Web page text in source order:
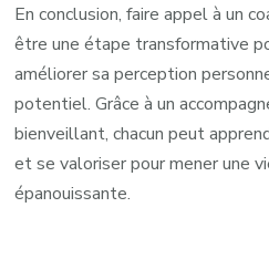
En conclusion, faire appel à un
être une étape transformative
améliorer sa perception
potentiel. Grâce à un
bienveillant, chacun peut
et se valoriser pour mener une
épanouissante.